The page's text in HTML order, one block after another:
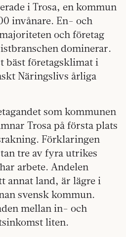
i Trosa, en kommun
invånare. En- och
och företag
dominerar.
bäst företagsklimat i
Näringslivs årliga
som kommunen
Trosa på första plats
Förklaringen
tre av fyra utrikes
arbete. Andelen
annat land, är lägre i
svensk kommun.
mellan in- och
liten.